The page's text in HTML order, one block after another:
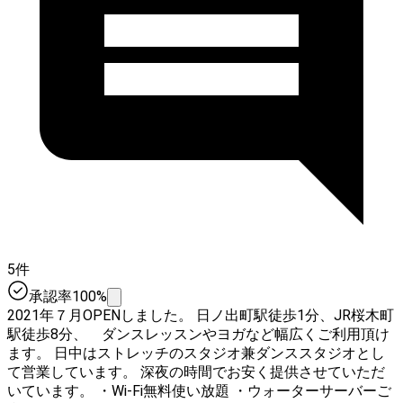
5件
承認率100%
2021年７月OPENしました。 日ノ出町駅徒歩1分、JR桜木町
駅徒歩8分、 ダンスレッスンやヨガなど幅広くご利用頂け
ます。 日中はストレッチのスタジオ兼ダンススタジオとし
て営業しています。 深夜の時間でお安く提供させていただ
いています。 ・Wi-Fi無料使い放題 ・ウォーターサーバーご